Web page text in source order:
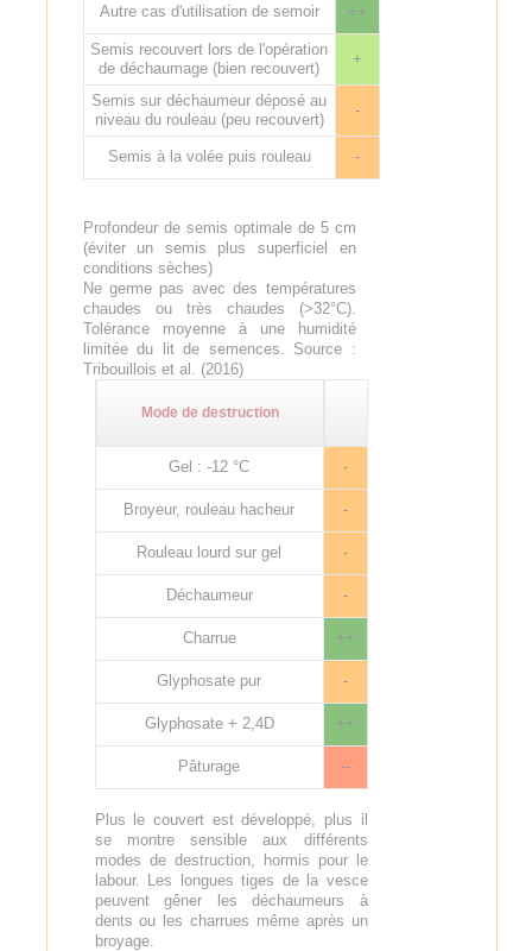
Autre cas d'utilisation de semoir ++
Semis recouvert lors de l'opération
de déchaumage (bien recouvert)
+
Semis sur déchaumeur déposé au
niveau du rouleau (peu recouvert)
-
Semis à la volée puis rouleau -
Profondeur de semis optimale de 5 cm
(éviter un semis plus superficiel en
conditions sèches)
Ne germe pas avec des températures
chaudes ou très chaudes (>32°C).
Tolérance moyenne à une humidité
limitée du lit de semences. Source :
Tribouillois et al. (2016)
Mode de destruction
Gel : -12 °C -
Broyeur, rouleau hacheur -
Rouleau lourd sur gel -
Déchaumeur -
Charrue ++
Glyphosate pur -
Glyphosate + 2,4D ++
Pâturage --
Plus le couvert est développé, plus il
se montre sensible aux différents
modes de destruction, hormis pour le
labour. Les longues tiges de la vesce
peuvent gêner les déchaumeurs à
dents ou les charrues même après un
broyage.